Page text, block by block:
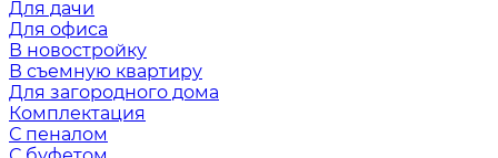
Для дачи
Для офиса
В новостройку
В съемную квартиру
Для загородного дома
Комплектация
С пеналом